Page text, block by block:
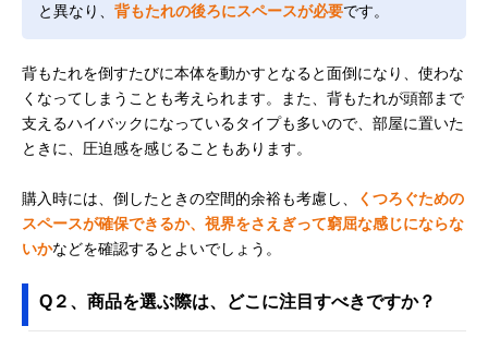
と異なり、 背もたれの後ろにスペースが必要です。
背もたれを倒すたびに本体を動かすとなると面倒になり、使わな
くなってしまうことも考えられます。また、背もたれが頭部まで
支えるハイバックになっているタイプも多いので、部屋に置いた
ときに、圧迫感を感じることもあります。
購入時には、倒したときの空間的余裕も考慮し、
くつろぐための
スペースが確保できるか、視界をさえぎって窮屈な感じにならな
いかなどを確認するとよいでしょう。
Q２、商品を選ぶ際は、どこに注目すべきですか？